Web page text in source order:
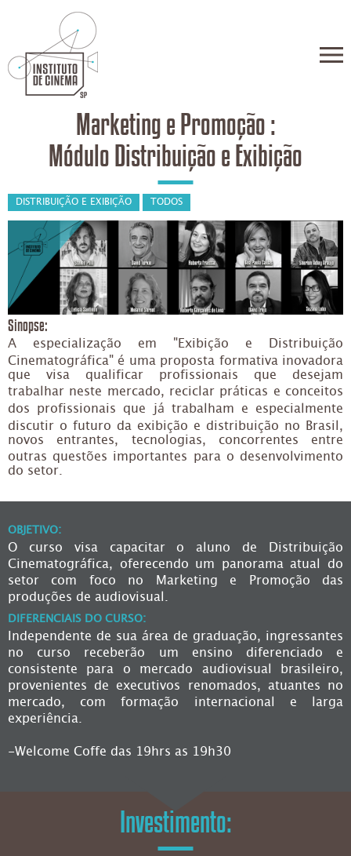
Marketing e Promoção :
Módulo Distribuição e Exibição
DISTRIBUIÇÃO E EXIBIÇÃO TODOS
Sinopse:
A especialização em "Exibição e Distribuição
Cinematográfica" é uma proposta formativa inovadora
que visa qualificar profissionais que desejam
trabalhar neste mercado, reciclar práticas e conceitos
dos profissionais que já trabalham e especialmente
discutir o futuro da exibição e distribuição no Brasil,
novos entrantes, tecnologias, concorrentes entre
outras questões importantes para o desenvolvimento
do setor.
OBJETIVO:
O curso visa capacitar o aluno de Distribuição
Cinematográfica, oferecendo um panorama atual do
setor com foco no Marketing e Promoção das
produções de audiovisual.
DIFERENCIAIS DO CURSO:
Independente de sua área de graduação, ingressantes
no curso receberão um ensino diferenciado e
consistente para o mercado audiovisual brasileiro,
provenientes de executivos renomados, atuantes no
mercado, com formação internacional e larga
experiência.
-Welcome Coffe das 19hrs as 19h30
Investimento: